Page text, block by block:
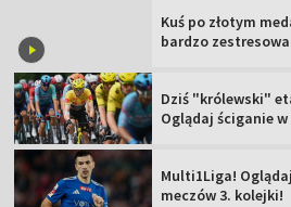
Kuś po złotym
bardzo
Dziś "królewski"
Oglądaj ściganie w
Multi1Liga!
meczów 3. kolejki!